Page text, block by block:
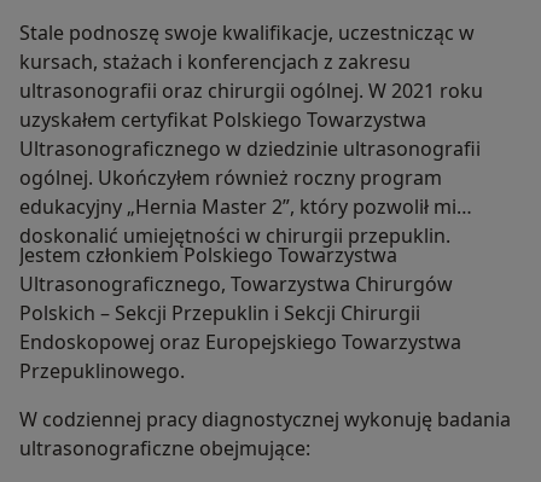
Stale podnoszę swoje kwalifikacje, uczestnicząc w
kursach, stażach i konferencjach z zakresu
ultrasonografii oraz chirurgii ogólnej. W 2021 roku
uzyskałem certyfikat Polskiego Towarzystwa
Ultrasonograficznego w dziedzinie ultrasonografii
ogólnej. Ukończyłem również roczny program
edukacyjny „Hernia Master 2”, który pozwolił mi
doskonalić umiejętności w chirurgii przepuklin.
Jestem członkiem Polskiego Towarzystwa
Ultrasonograficznego, Towarzystwa Chirurgów
Polskich – Sekcji Przepuklin i Sekcji Chirurgii
Endoskopowej oraz Europejskiego Towarzystwa
Przepuklinowego.
W codziennej pracy diagnostycznej wykonuję badania
ultrasonograficzne obejmujące: